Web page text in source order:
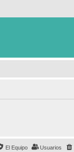
Usuarios
El Equipo